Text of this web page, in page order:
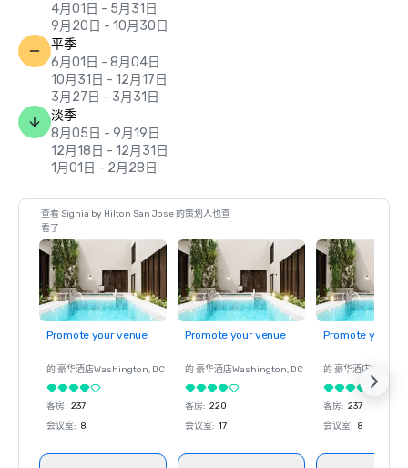
4月01日 - 5月31日
9月20日 - 10月30日
平季
6月01日 - 8月04日
10月31日 - 12月17日
3月27日 - 3月31日
淡季
8月05日 - 9月19日
12月18日 - 12月31日
1月01日 - 2月28日
查看 Signia by Hilton San Jose 的策划人也查
看了
Promote your venue
的 豪华酒店Washington, DC
客房: 237
会议室: 8
Promote your venue
的 豪华酒店Washington, DC
客房: 220
会议室: 17
Promote your
的 豪华酒店
客房: 237
会议室: 8